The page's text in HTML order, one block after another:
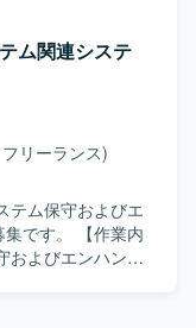
Actionsなどの環
制づくりが課題
ンドとバックエ
ら技術課題の整
な意思決定を牽
作業内
ンドとバックエ
ます。TypeScript
開発や、通話中
る機能の設計・実
生する不具合や
を推進していた
ム関連システ
リーランス)
テム保守およびエ
【作業内
およびエンハンス